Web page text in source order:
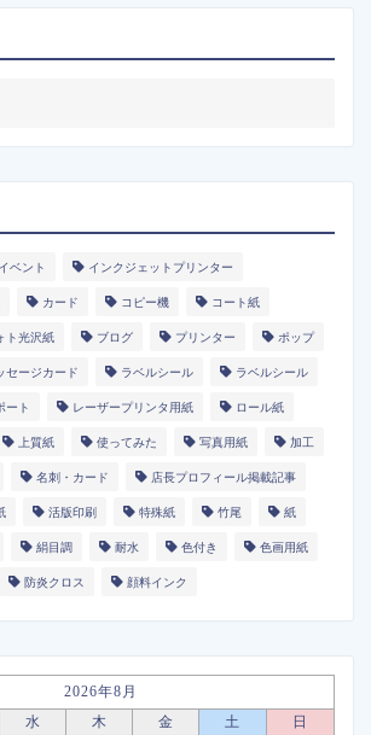
イベント インクジェットプリンター
カード コピー機 コート紙
ト光沢紙 ブログ プリンター ポップ
セージカード ラベルシール ラベルシール
ート レーザープリンタ用紙 ロール紙
上質紙 使ってみた 写真用紙 加工
名刺・カード 店長プロフィール掲載記事
活版印刷 特殊紙 竹尾 紙
絹目調 耐水 色付き 色画用紙
防炎クロス 顔料インク
2026年8月
水 木 金 土
日